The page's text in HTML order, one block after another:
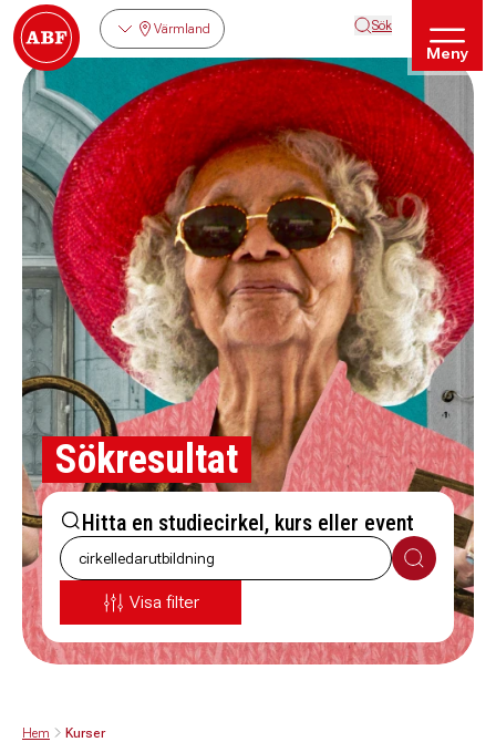
Värmland Sök
Meny
Sökresultat
Hitta en studiecirkel, kurs eller event
Sök
Visa filter
Hem Kurser